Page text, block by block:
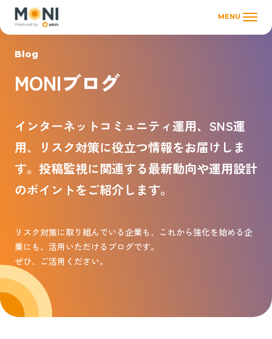
MENU
Blog
MONIブログ
インターネットコミュニティ運用、SNS運
用、リスク対策に役立つ情報をお届けしま
す。投稿監視に関連する最新動向や運用設計
のポイントをご紹介します。
リスク対策に取り組んでいる企業も、これから強化を始める企
業にも、活用いただけるブログです。
ぜひ、ご活用ください。